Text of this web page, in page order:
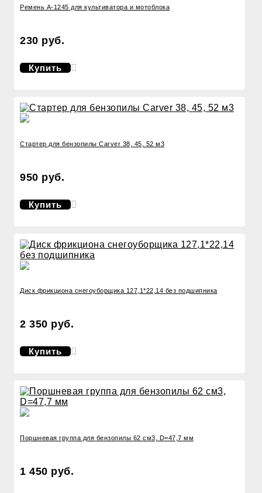
Ремень А-1245 для культиватора и мотоблока
230 руб.
Купить
Стартер для бензопилы Carver 38, 45, 52 м3
950 руб.
Купить
Диск фрикциона снегоуборщика 127,1*22,14 без подшипника
2 350 руб.
Купить
Поршневая группа для бензопилы 62 см3, D=47,7 мм
1 450 руб.